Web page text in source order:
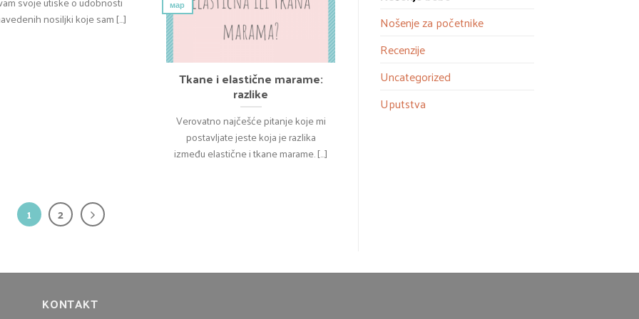
nosiljki koje sam [...]
Tkane i elastične marame:
razlike
Verovatno najčešće pitanje koje mi
postavljate jeste koja je razlika
između elastične i tkane marame. [...]
мар
1 2
Nošenje za početnike
Recenzije
Uncategorized
Uputstva
KONTAKT